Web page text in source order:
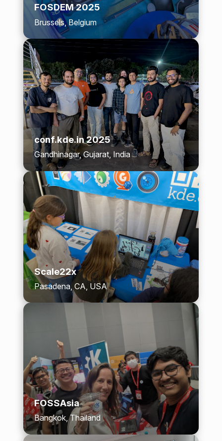
FOSDEM 2025
Brussels, Belgium
conf.kde.in 2025
Gandhinagar, Gujarat, India
Scale22x
Pasadena, CA, USA
FOSSAsia
Bangkok, Thailand